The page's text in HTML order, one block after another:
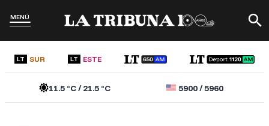
MENÚ
LT SUR LT ESTE
11.5°C /21.5°C 5900/5960